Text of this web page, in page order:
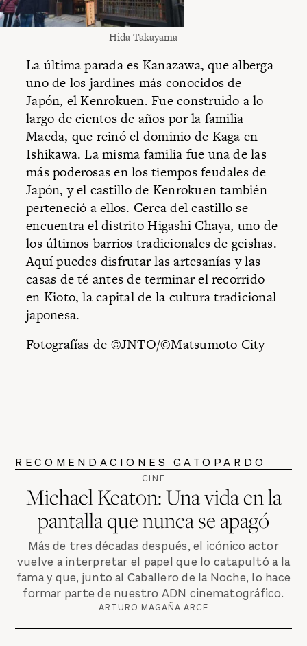
Hida Takayama
La última parada es Kanazawa, que alberga
uno de los jardines más conocidos de
Japón, el Kenrokuen. Fue construido a lo
largo de cientos de años por la familia
Maeda, que reinó el dominio de Kaga en
Ishikawa. La misma familia fue una de las
más poderosas en los tiempos feudales de
Japón, y el castillo de Kenrokuen también
perteneció a ellos. Cerca del castillo se
encuentra el distrito Higashi Chaya, uno de
los últimos barrios tradicionales de geishas.
Aquí puedes disfrutar las artesanías y las
casas de té antes de terminar el recorrido
en Kioto, la capital de la cultura tradicional
japonesa.
Fotografías de ©JNTO/©Matsumoto City
RECOMENDACIONES GATOPARDO
CINE
Michael Keaton: Una vida en la
pantalla que nunca se apagó
Más de tres décadas después, el icónico actor
vuelve a interpretar el papel que lo catapultó a la
fama y que, junto al Caballero de la Noche, lo hace
formar parte de nuestro ADN cinematográfico.
ARTURO MAGAÑA ARCE